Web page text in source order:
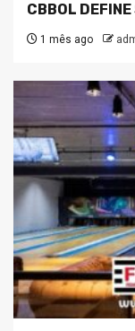
CBBOL
1 mês ago